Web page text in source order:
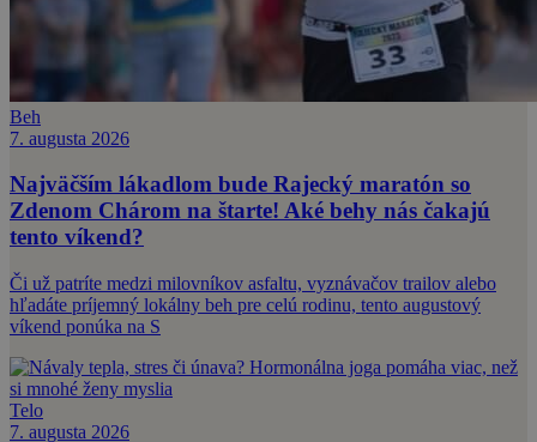
Beh
7. augusta 2026
Najväčším lákadlom bude Rajecký maratón so
Zdenom Chárom na štarte! Aké behy nás čakajú
tento víkend?
Či už patríte medzi milovníkov asfaltu, vyznávačov trailov alebo
hľadáte príjemný lokálny beh pre celú rodinu, tento augustový
víkend ponúka na S
Telo
7. augusta 2026